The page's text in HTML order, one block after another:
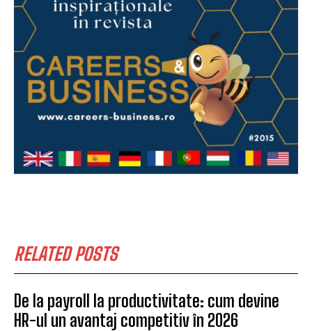
RELATED POSTS
De la payroll la productivitate: cum devine
HR-ul un avantaj competitiv în 2026